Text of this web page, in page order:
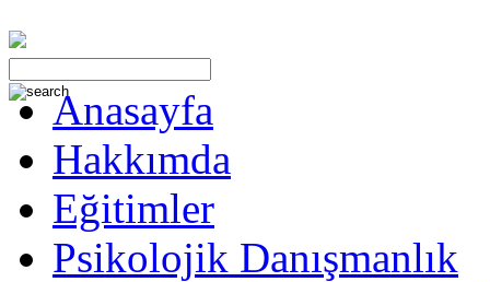
Anasayfa
Hakkımda
Eğitimler
Psikolojik Danışmanlık